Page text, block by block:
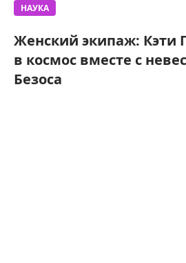
НАУКА
Женский экипаж: Кэти
в космос вместе с
Безоса